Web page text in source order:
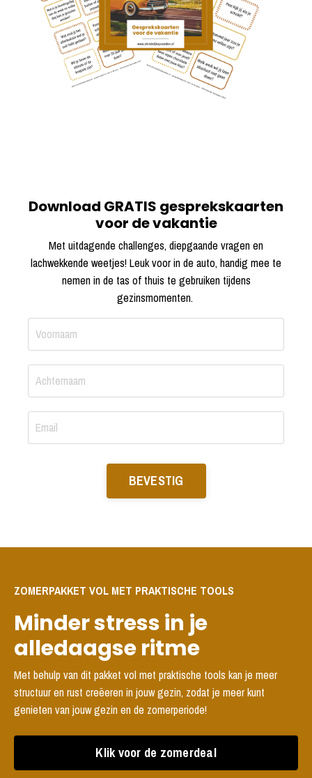
Download GRATIS gesprekskaarten
voor de vakantie
Met uitdagende challenges, diepgaande vragen en
lachwekkende weetjes! Leuk voor in de auto, handig mee te
nemen in de tas of thuis te gebruiken tijdens
gezinsmomenten.
BEVESTIG
ZOMERPAKKET VOL MET PRAKTISCHE TOOLS
Minder stress in je
alledaagse ritme
Met behulp van dit pakket vol met praktische tools kan je meer
structuur en rust creëeren in jouw gezin, zodat je meer kunt
genieten van jouw gezin en de zomerperiode!
Klik voor de zomerdeal